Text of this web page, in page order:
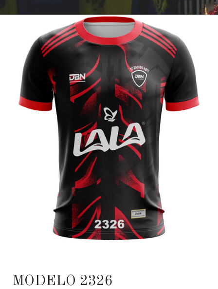
MODELO 2326